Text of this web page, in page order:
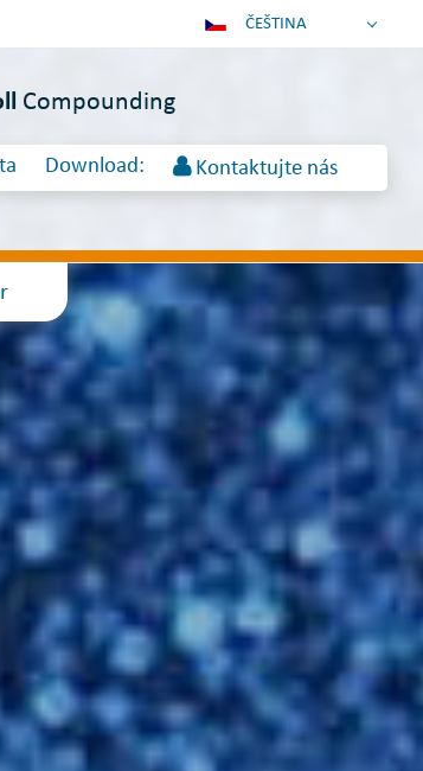
POLSKI
日本語
ČEŠTINA
PORTUGUÊS
РУССКИЙ
TÜRKÇE
MAGYAR
فارسی
NEDERLANDS
ROMÂNESC
SUOMALAINEN
DANSK
Compounding
Download: Kontaktujte nás